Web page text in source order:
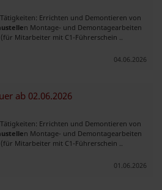
Errichten und Demontieren von
n Montage- und Demontagearbeiten
Mitarbeiter mit C1-Führerschein ..
04.06.2026
ab 02.06.2026
Errichten und Demontieren von
n Montage- und Demontagearbeiten
Mitarbeiter mit C1-Führerschein ..
01.06.2026